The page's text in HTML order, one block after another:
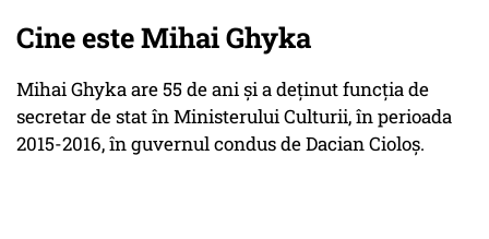
Cine este Mihai Ghyka
Mihai Ghyka are 55 de ani și a deţinut funcţia de
secretar de stat în Ministerului Culturii, în perioada
2015-2016, în guvernul condus de Dacian Cioloş.